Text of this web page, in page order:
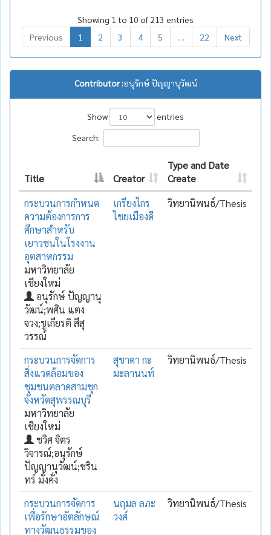
Showing 1 to 10 of 213 entries
Previous
1 2 3 4 5 22 Next
Contributor :อนุรักษ์ ปัญญานุวัฒน์
Show
entries
Search:
Title Creator
Type and Date
Create
กระบวนการกำหนด
ความต้องการการ
ศึกษาสำหรับ
เยาวชนในโรงงาน
อุตสาหกรรม
มหาวิทยาลัย
เชียงใหม่
อนุรักษ์ ปัญญานุ
วัฒน์;พศิน แตง
จวง;ชูเกียรติ สีสุ
วรรณ์
เกรียงไกร
ไชยเมืองดี
วิทยานิพนธ์/Thesis
กระบวนการจัดการ
สิ่งแวดล้อมของ
ชุมชนตลาดสามชุก
จังหวัดสุพรรณบุรี
มหาวิทยาลัย
เชียงใหม่
ชวิศ จิตร
วิจารณ์;อนุรักษ์
ปัญญานุวัฒน์;ชริน
ทร์ มั่งคั่ง
สุชาดา กะ
มะลานนท์
วิทยานิพนธ์/Thesis
กระบวนการจัดการ
เพื่อรักษาอัตลักษณ์
ทางวัฒนธรรมของ
นฤมล ลภะ
วงศ์
วิทยานิพนธ์/Thesis